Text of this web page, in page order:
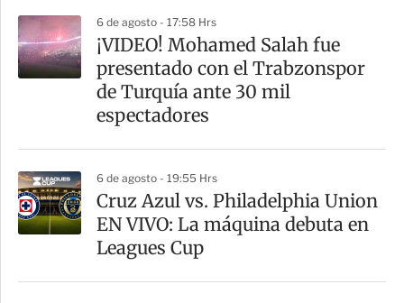
6 de agosto - 17:58 Hrs
¡VIDEO! Mohamed Salah fue
presentado con el Trabzonspor
de Turquía ante 30 mil
espectadores
6 de agosto - 19:55 Hrs
Cruz Azul vs. Philadelphia Union
EN VIVO: La máquina debuta en
Leagues Cup